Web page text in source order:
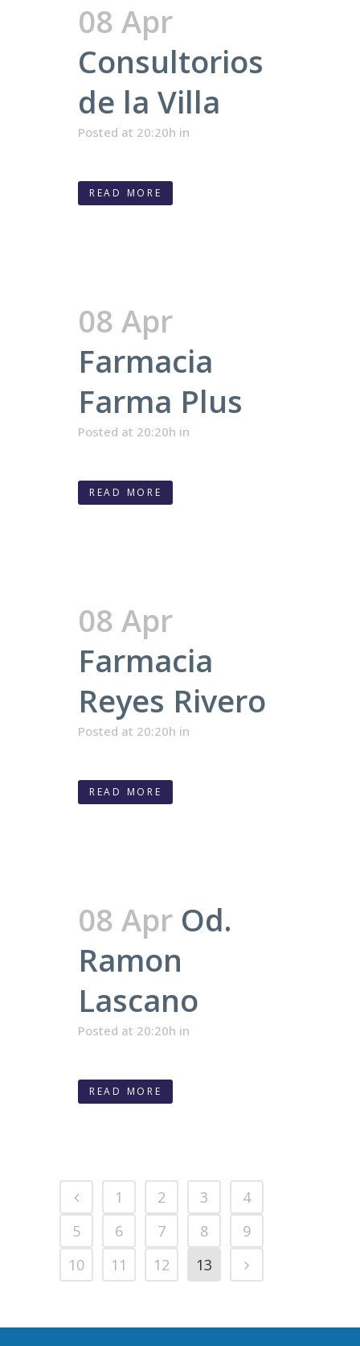
08 Apr
Consultorios
de la Villa
Posted at 20:20h in
READ MORE
08 Apr
Farmacia
Farma Plus
Posted at 20:20h in
READ MORE
08 Apr
Farmacia
Reyes Rivero
Posted at 20:20h in
READ MORE
08 Apr Od.
Ramon
Lascano
Posted at 20:20h in
READ MORE
1 2 3
4
5
6 7 8
9
10
11 12 13